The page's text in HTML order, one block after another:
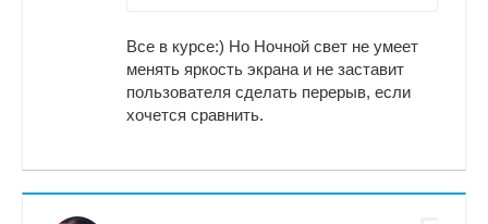
Все в курсе:) Но Ночной свет не умеет
менять яркость экрана и не заставит
пользователя сделать перерыв, если
хочется сравнить.